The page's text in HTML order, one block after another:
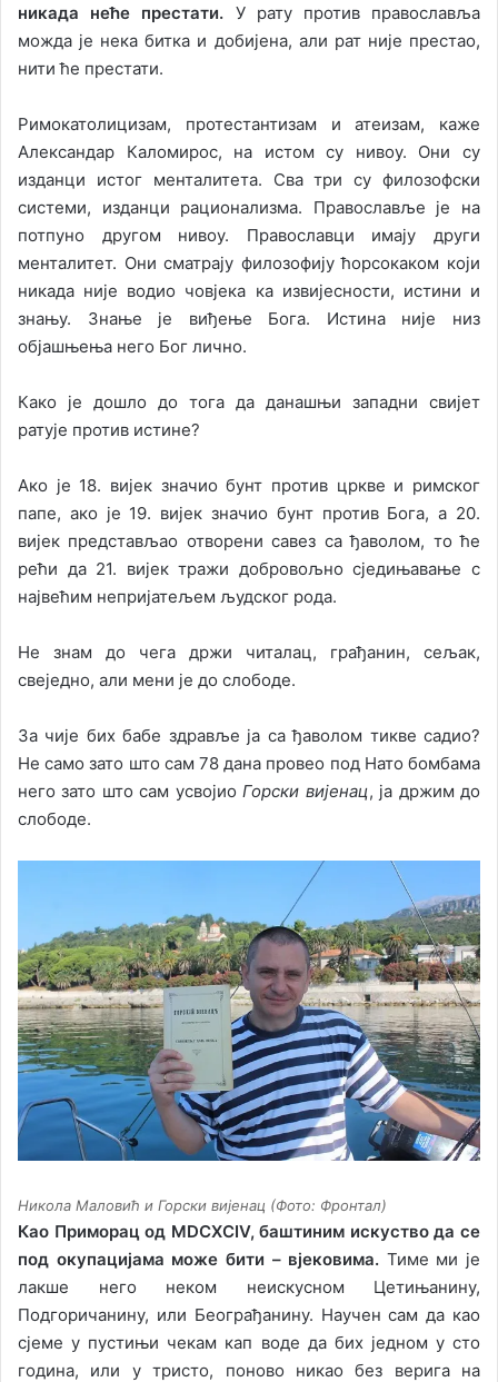
никада неће престати. У рату против православља
можда је нека битка и добијена, али рат није престао,
нити ће престати.
Римокатолицизам, протестантизам и атеизам, каже
Александар Каломирос, на истом су нивоу. Они су
изданци истог менталитета. Сва три су филозофски
системи, изданци рационализма. Православље је на
потпуно другом нивоу. Православци имају други
менталитет. Они сматрају филозофију ћорсокаком који
никада није водио човјека ка извијесности, истини и
знању. Знање је виђење Бога. Истина није низ
објашњења него Бог лично.
Како је дошло до тога да данашњи западни свијет
ратује против истине?
Ако је 18. вијек значио бунт против цркве и римског
папе, ако је 19. вијек значио бунт против Бога, а 20.
вијек представљао отворени савез са ђаволом, то ће
рећи да 21. вијек тражи добровољно сједињавање с
највећим непријатељем људског рода.
Не знам до чега држи читалац, грађанин, сељак,
свеједно, али мени је до слободе.
За чије бих бабе здравље ја са ђаволом тикве садио?
Не само зато што сам 78 дана провео под Нато бомбама
него зато што сам усвојио Горски вијенац, ја држим до
слободе.
Никола Маловић и Горски вијенац (Фото: Фронтал)
Као Приморац од MDCXCIV, баштиним искуство да се
под окупацијама може бити – вјековима. Тиме ми је
лакше него неком неискусном Цетињанину,
Подгоричанину, или Београђанину. Научен сам да као
сјеме у пустињи чекам кап воде да бих једном у сто
година, или у тристо, поново никао без верига на